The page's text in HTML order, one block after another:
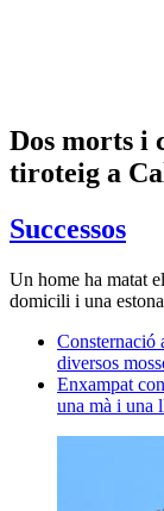
Dos morts i
tiroteig a
Successos
Un home ha matat
domicili i una
Consternació
diversos
Enxampat
una mà i una